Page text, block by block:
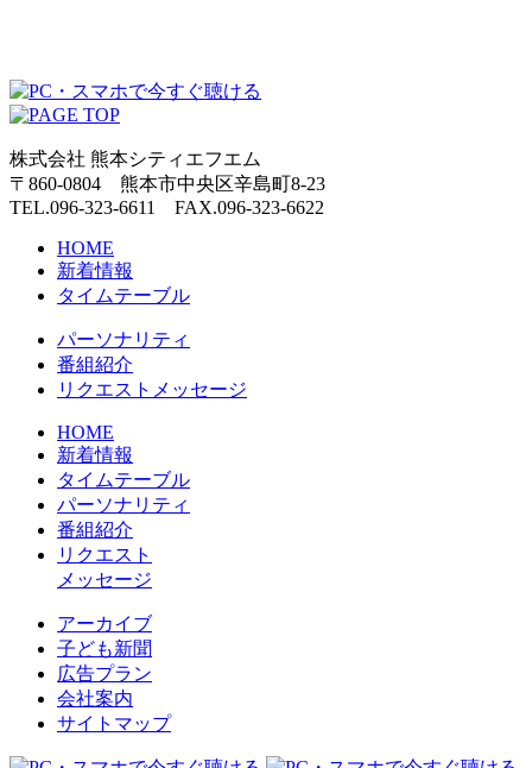
株式会社 熊本シティエフエム
〒860-0804 熊本市中央区辛島町8-23
TEL.096-323-6611 FAX.096-323-6622
HOME
新着情報
タイムテーブル
パーソナリティ
番組紹介
リクエストメッセージ
HOME
新着情報
タイムテーブル
パーソナリティ
番組紹介
リクエスト
メッセージ
アーカイブ
⼦ども新聞
広告プラン
会社案内
サイトマップ